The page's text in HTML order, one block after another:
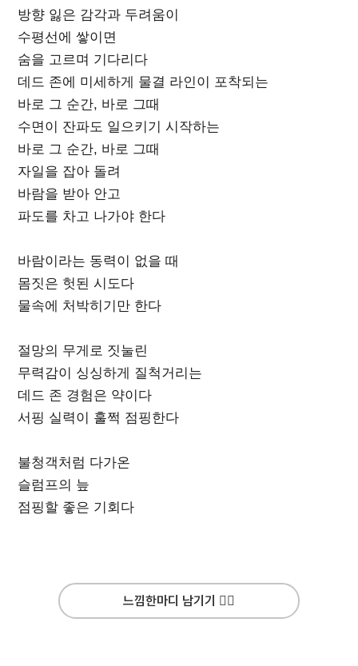
방향 잃은 감각과 두려움이
수평선에 쌓이면
숨을 고르며 기다리다
데드 존에 미세하게 물결 라인이 포착되는
바로 그 순간, 바로 그때
수면이 잔파도 일으키기 시작하는
바로 그 순간, 바로 그때
자일을 잡아 돌려
바람을 받아 안고
파도를 차고 나가야 한다
바람이라는 동력이 없을 때
몸짓은 헛된 시도다
물속에 처박히기만 한다
절망의 무게로 짓눌린
무력감이 싱싱하게 질척거리는
데드 존 경험은 약이다
서핑 실력이 훌쩍 점핑한다
불청객처럼 다가온
슬럼프의 늪
점핑할 좋은 기회다
느낌한마디 남기기 ✍🏻